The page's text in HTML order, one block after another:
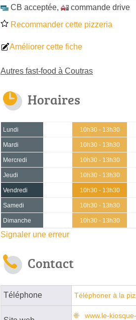
CB acceptée,
commande drive
Recommander cette pizzeria
Améliorer cette fiche
Autres fast-food à Coutras
Horaires
Lundi 10h30 - 13h30
Mardi 10h30 - 13h30
Mercredi 10h30 - 13h30
Jeudi 10h30 - 13h30
Vendredi 10h30 - 13h30
Samedi 10h30 - 13h30
Dimanche 10h30 - 13h30
Signaler une erreur
Contact
Téléphone Téléphoner à la
www.le-